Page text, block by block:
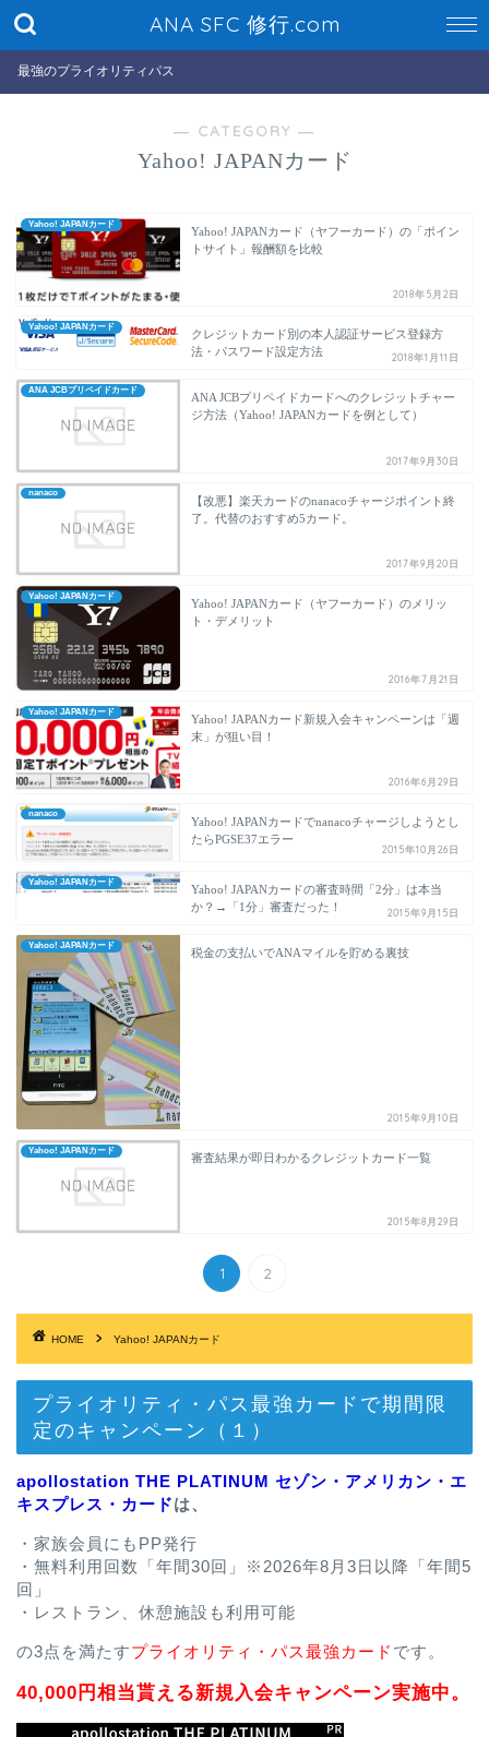
ANA SFC 修行.com
最強のプライオリティパス
― CATEGORY ―
Yahoo! JAPANカード
Yahoo! JAPANカード
Yahoo! JAPANカード（ヤフーカード）の「ポイン
トサイト」報酬額を比較
2018年5月2日
Yahoo! JAPANカード
クレジットカード別の本人認証サービス登録方
法・パスワード設定方法
2018年1月11日
ANA JCBプリペイドカード
ANA JCBプリペイドカードへのクレジットチャー
ジ方法（Yahoo! JAPANカードを例として）
2017年9月30日
nanaco
【改悪】楽天カードのnanacoチャージポイント終
了。代替のおすすめ5カード。
2017年9月20日
Yahoo! JAPANカード
Yahoo! JAPANカード（ヤフーカード）のメリッ
ト・デメリット
2016年7月21日
Yahoo! JAPANカード
Yahoo! JAPANカード新規入会キャンペーンは「週
末」が狙い目！
2016年6月29日
nanaco
Yahoo! JAPANカードでnanacoチャージしようとし
たらPGSE37エラー
2015年10月26日
Yahoo! JAPANカード
Yahoo! JAPANカードの審査時間「2分」は本当
か？→「1分」審査だった！
2015年9月15日
Yahoo! JAPANカード
税金の支払いでANAマイルを貯める裏技
2015年9月10日
Yahoo! JAPANカード
審査結果が即日わかるクレジットカード一覧
2015年8月29日
1 2
HOME Yahoo! JAPANカード
プライオリティ・パス最強カードで期間限
定のキャンペーン（１）
apollostation THE PLATINUM セゾン・アメリカン・エ
キスプレス・カードは、
・家族会員にもPP発行
・無料利用回数「年間30回」※2026年8月3日以降「年間5
回」
・レストラン、休憩施設も利用可能
の3点を満たすプライオリティ・パス最強カード です。
40,000円相当貰える新規入会キャンペーン実施中。